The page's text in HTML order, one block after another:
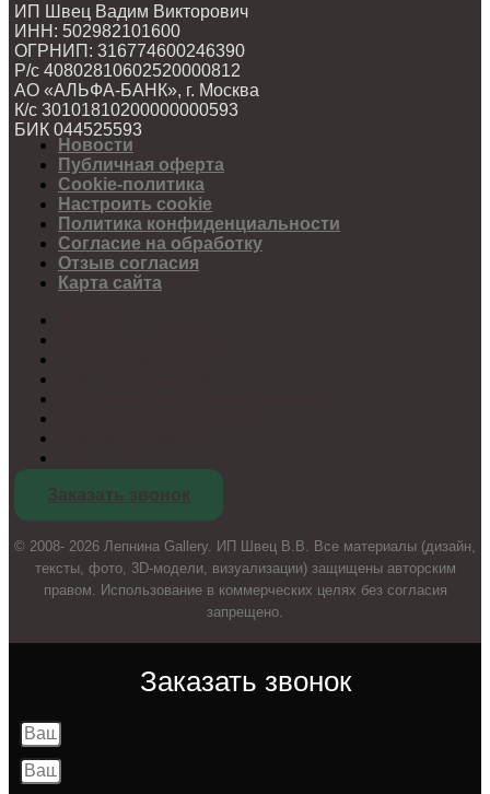
ИП Швец Вадим Викторович
ИНН: 502982101600
ОГРНИП: 316774600246390
Р/с 40802810602520000812
АО «АЛЬФА-БАНК», г. Москва
К/с 30101810200000000593
БИК 044525593
Новости
Публичная оферта
Cookie-политика
Настроить cookie
Политика конфиденциальности
Согласие на обработку
Отзыв согласия
Карта сайта
Заказать звонок
© 2008- 2026 Лепнина Gallery. ИП Швец В.В. Все материалы (дизайн,
тексты, фото, 3D-модели, визуализации) защищены авторским
правом. Использование в коммерческих целях без согласия
запрещено.
Заказать звонок